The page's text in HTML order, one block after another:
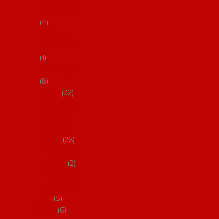
4
1
8
32
26
2
5
6